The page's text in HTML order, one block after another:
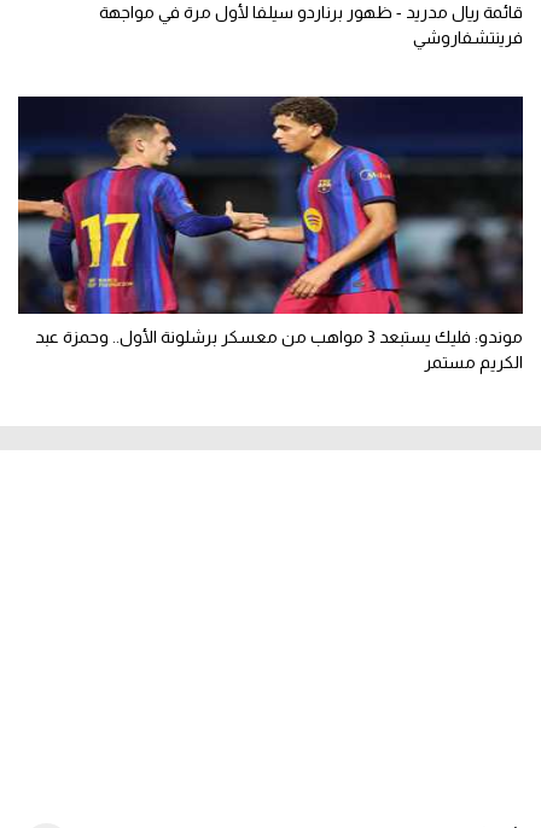
قائمة ريال مدريد - ظهور برناردو سيلفا لأول مرة في مواجهة
فرينتشفاروشي
موندو: فليك يستبعد 3 مواهب من معسكر برشلونة الأول.. وحمزة عبد
الكريم مستمر